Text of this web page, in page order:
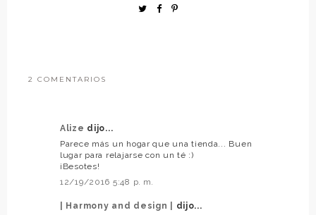
2 COMENTARIOS
Alize dijo...
Parece más un hogar que una tienda... Buen
lugar para relajarse con un té :)
¡Besotes!
12/19/2016 5:48 p. m.
| Harmony and design |
dijo...